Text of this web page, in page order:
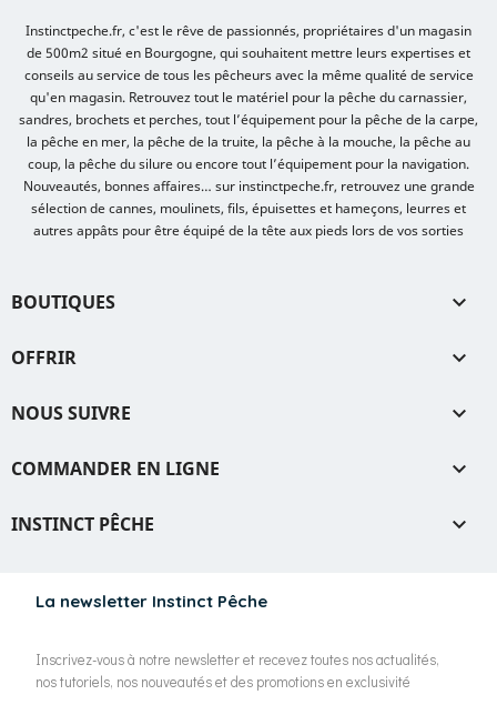
La newsletter Instinct Pêche
Inscrivez-vous à notre newsletter et recevez toutes nos actualités,
nos tutoriels, nos nouveautés et des promotions en exclusivité
Instinctpeche.fr, c'est le rêve de passionnés, propriétaires d'un magasin
de 500m2 situé en Bourgogne, qui souhaitent mettre leurs expertises et
conseils au service de tous les pêcheurs avec la même qualité de service
qu'en magasin. Retrouvez tout le matériel pour la pêche du carnassier,
sandres, brochets et perches, tout l’équipement pour la pêche de la carpe,
la pêche en mer, la pêche de la truite, la pêche à la mouche, la pêche au
coup, la pêche du silure ou encore tout l’équipement pour la navigation.
Nouveautés, bonnes affaires… sur instinctpeche.fr, retrouvez une grande
sélection de cannes, moulinets, fils, épuisettes et hameçons, leurres et
autres appâts pour être équipé de la tête aux pieds lors de vos sorties
BOUTIQUES 
OFFRIR 
NOUS SUIVRE 
COMMANDER EN LIGNE 
INSTINCT PÊCHE 